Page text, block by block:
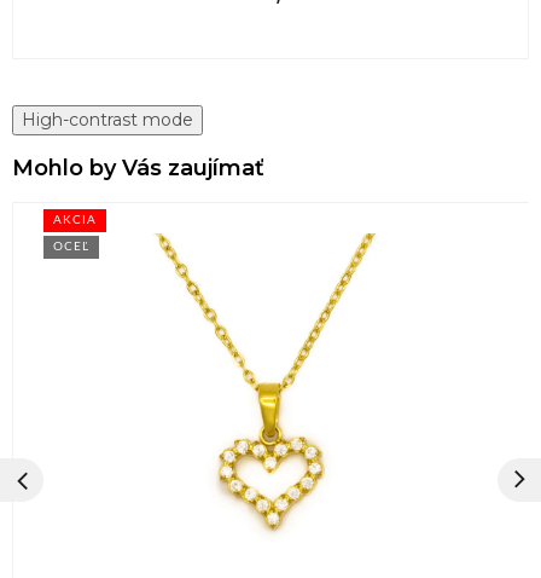
High-contrast mode
Mohlo by Vás zaujímať
AKCIA
OCEĽ